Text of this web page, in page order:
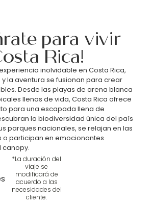
para vivir
Rica!
inolvidable en Costa Rica,
la aventura se fusionan para crear
Desde las playas de arena blanca
llenas de vida, Costa Rica ofrece
para una escapada llena de
la biodiversidad única del país
parques nacionales, se relajan en las
participan en emocionantes
canopy.
*La duración del
viaje se
modificará de
acuerdo a las
necesidades del
cliente.